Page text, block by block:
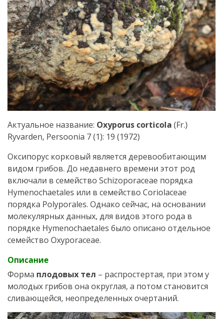
Актуальное название: Oxyporus corticola (Fr.)
Ryvarden, Persoonia 7 (1): 19 (1972)
Оксипорус корковый является деревообитающим
видом грибов. До недавнего времени этот род
включали в семейство Schizoporaceae порядка
Hymenochaetales или в семейство Coriolaceae
порядка Polyporales. Однако сейчас, на основании
молекулярных данных, для видов этого рода в
порядке Hymenochaetales было описано отдельное
семейство Oxyporaceae.
Описание
Форма плодовых тел – распростертая, при этом у
молодых грибов она округлая, а потом становится
сливающейся, неопределенных очертаний.